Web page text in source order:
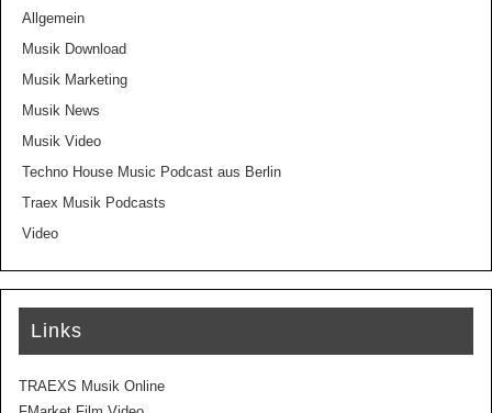
Allgemein
Musik Download
Musik Marketing
Musik News
Musik Video
Techno House Music Podcast aus Berlin
Traex Musik Podcasts
Video
Links
TRAEXS Musik Online